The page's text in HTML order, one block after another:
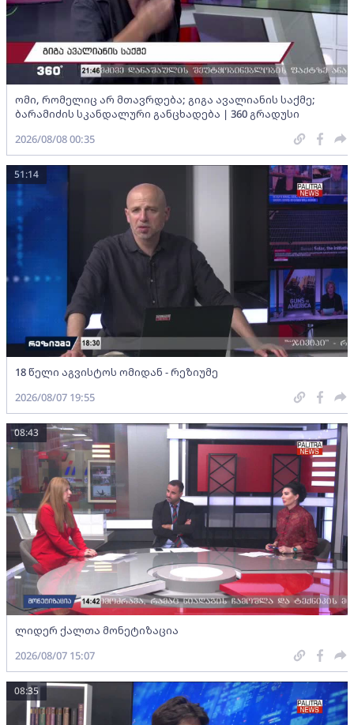
ომი, რომელიც არ მთავრდება; გიგა ავალიანის საქმე;
ბარამიძის სკანდალური განცხადება | 360 გრადუსი
2026/08/08 00:35
18 წელი აგვისტოს ომიდან - რეზიუმე
51:14
2026/08/07 19:55
ლიდერ ქალთა მონეტიზაცია
08:43
2026/08/07 15:07
08:35